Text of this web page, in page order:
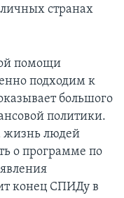
странах
помощи
подходим к
большого
политики.
жизнь людей
о программе по
конец СПИДу в